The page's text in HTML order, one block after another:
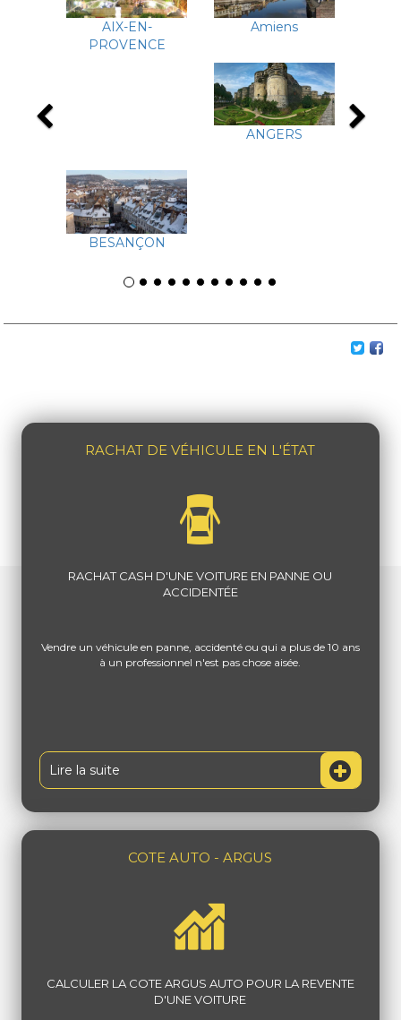
AIX-EN-
PROVENCE
Amiens
ANGERS
BESANÇON
Previous
RACHAT DE VÉHICULE EN L'ÉTAT
RACHAT CASH D'UNE VOITURE EN PANNE OU
ACCIDENTÉE
Vendre un véhicule en panne, accidenté ou qui a plus de 10 ans
à un professionnel n'est pas chose aisée.
Lire la suite
COTE AUTO - ARGUS
CALCULER LA COTE ARGUS AUTO POUR LA REVENTE
D'UNE VOITURE